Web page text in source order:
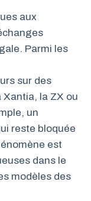
aux
Parmi les
sur des
la ZX ou
un
reste bloquée
est
dans le
modèles des